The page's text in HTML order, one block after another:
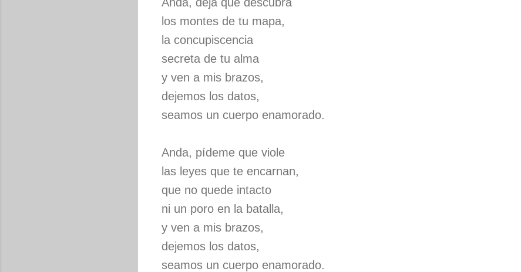
los montes de tu mapa,
la concupiscencia
secreta de tu alma
y ven a mis brazos,
dejemos los datos,
seamos un cuerpo enamorado.
Anda, pídeme que viole
las leyes que te encarnan,
que no quede intacto
ni un poro en la batalla,
y ven a mis brazos,
dejemos los datos,
seamos un cuerpo enamorado.